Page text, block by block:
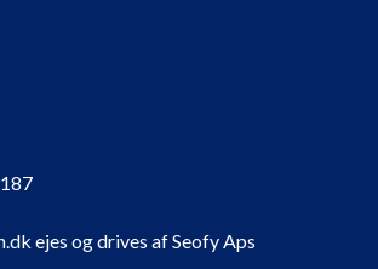
ejes og drives af Seofy Aps